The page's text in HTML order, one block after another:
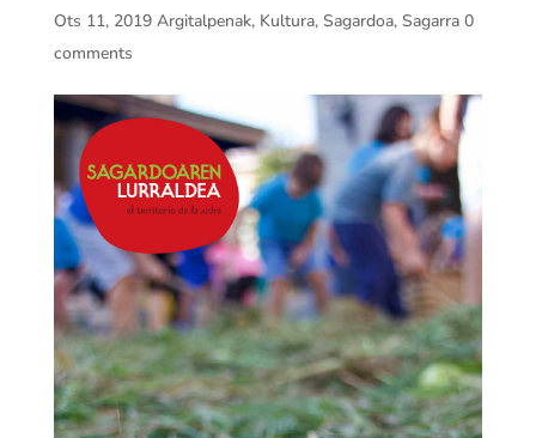
Ots 11, 2019 Argitalpenak, Kultura, Sagardoa, Sagarra 0
comments